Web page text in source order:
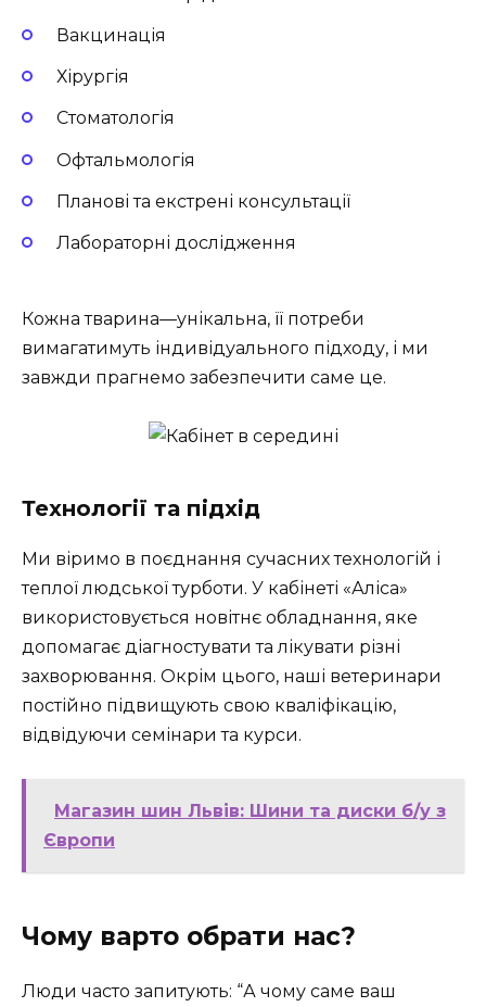
Вакцинація
Хірургія
Стоматологія
Офтальмологія
Планові та екстрені консультації
Лабораторні дослідження
Кожна тварина—унікальна, її потреби
вимагатимуть індивідуального підходу, і ми
завжди прагнемо забезпечити саме це.
Технології та підхід
Ми віримо в поєднання сучасних технологій і
теплої людської турботи. У кабінеті «Аліса»
використовується новітнє обладнання, яке
допомагає діагностувати та лікувати різні
захворювання. Окрім цього, наші ветеринари
постійно підвищують свою кваліфікацію,
відвідуючи семінари та курси.
Магазин шин Львів: Шини та диски б/у з
Європи
Чому варто обрати нас?
Люди часто запитують: “А чому саме ваш